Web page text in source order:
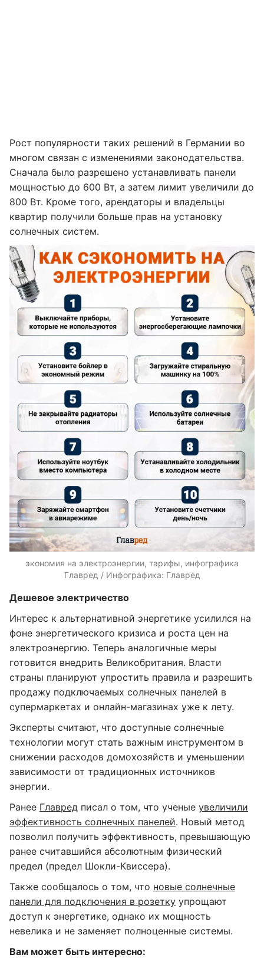
Рост популярности таких решений в Германии во
многом связан с изменениями законодательства.
Сначала было разрешено устанавливать панели
мощностью до 600 Вт, а затем лимит увеличили до
800 Вт. Кроме того, арендаторы и владельцы
квартир получили больше прав на установку
солнечных систем.
экономия на электроэнергии, тарифы, инфографика
Главред / Инфографика: Главред
Дешевое электричество
Интерес к альтернативной энергетике усилился на
фоне энергетического кризиса и роста цен на
электроэнергию. Теперь аналогичные меры
готовится внедрить Великобритания. Власти
страны планируют упростить правила и разрешить
продажу подключаемых солнечных панелей в
супермаркетах и онлайн-магазинах уже к лету.
Эксперты считают, что доступные солнечные
технологии могут стать важным инструментом в
снижении расходов домохозяйств и уменьшении
зависимости от традиционных источников
энергии.
Ранее Главред писал о том, что ученые увеличили
эффективность солнечных панелей. Новый метод
позволил получить эффективность, превышающую
ранее считавшийся абсолютным физический
предел (предел Шокли-Квиссера).
Также сообщалось о том, что новые солнечные
панели для подключения в розетку упрощают
доступ к энергетике, однако их мощность
невелика и не заменяет полноценные системы.
Вам может быть интересно: